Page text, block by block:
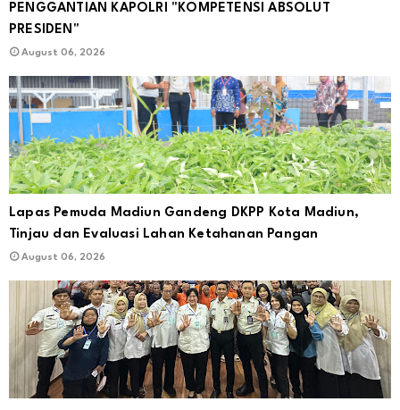
PENGGANTIAN KAPOLRI "KOMPETENSI ABSOLUT
PRESIDEN"
August 06, 2026
Lapas Pemuda Madiun Gandeng DKPP Kota Madiun,
Tinjau dan Evaluasi Lahan Ketahanan Pangan
August 06, 2026